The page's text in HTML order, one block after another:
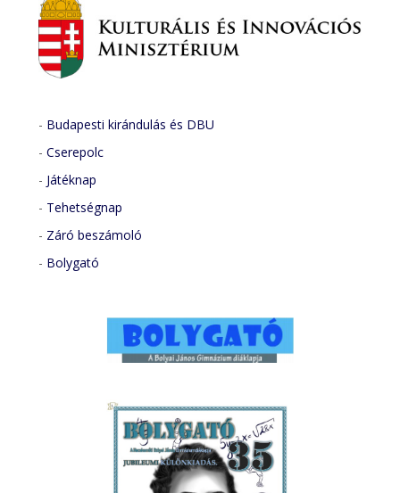
- Budapesti kirándulás és DBU
-Cserepolc
- Játéknap
- Tehetségnap
- Záró beszámoló
- Bolygató